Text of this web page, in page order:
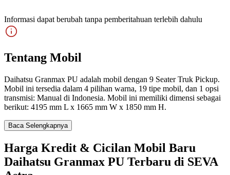
Informasi dapat berubah tanpa pemberitahuan terlebih dahulu
Tentang Mobil
Daihatsu Granmax PU adalah mobil dengan 9 Seater Truk Pickup.
Mobil ini tersedia dalam 4 pilihan warna, 19 tipe mobil, dan 1 opsi
transmisi: Manual di Indonesia. Mobil ini memiliki dimensi sebagai
berikut: 4195 mm L x 1665 mm W x 1850 mm H.
Baca Selengkapnya
Harga Kredit & Cicilan Mobil Baru
Daihatsu Granmax PU Terbaru di SEVA